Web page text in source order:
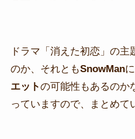
ドラマ「消えた初恋」の主
のか、それともSnowMan
エットの可能性もあるのか
っていますので、まとめて